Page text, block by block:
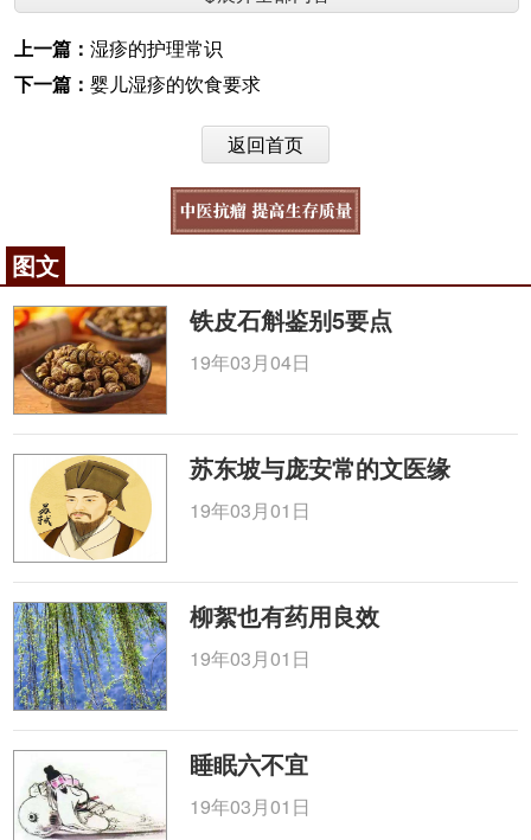
上一篇： 湿疹的护理常识
下一篇： 婴儿湿疹的饮食要求
返回首页
图文
铁皮石斛鉴别5要点
19年03月04日
苏东坡与庞安常的文医缘
19年03月01日
柳絮也有药用良效
19年03月01日
睡眠六不宜
19年03月01日